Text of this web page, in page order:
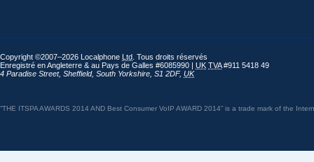
Copyright ©2007–2026 Localphone Ltd . Tous droits réservés
Enregistré en Angleterre & au Pays de Galles #6085990 | UK TVA#911 5418 49
4 Paradise Street, Sheffield, South Yorkshire S1 2DF, UK
“THE ITSPA AWARDS 2014 AND Best Consumer VoIP AWARD 2014” is a trade mark of the